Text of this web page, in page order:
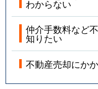
わからない
仲介手数料など
知りたい
不動産売却にか